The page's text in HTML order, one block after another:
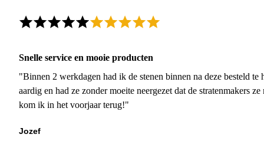
Snelle service en mooie producten
"Binnen 2 werkdagen had ik de stenen binnen na deze besteld
aardig en had ze zonder moeite neergezet dat de stratenmakers
kom ik in het voorjaar terug!"
Jozef